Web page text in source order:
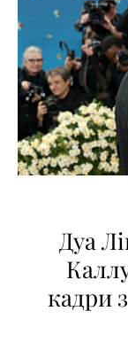
Дуа
кадри